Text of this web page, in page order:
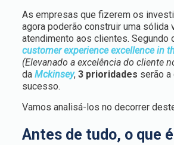
As empresas que fizerem os
agora poderão construir uma sólida
atendimento aos clientes. Segundo
customer experience excellence in
(Elevanado a excelência do cliente
da Mckinsey, 3 prioridades serão a
sucesso.
Vamos analisá-los no decorrer
Antes de tudo, o que